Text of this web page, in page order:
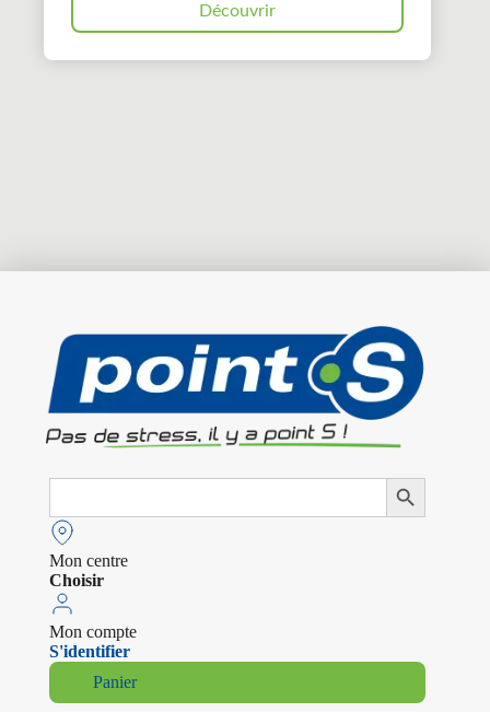
Découvrir
Search
Search Button
Mon centre
Choisir
Mon compte
S'identifier
Panier